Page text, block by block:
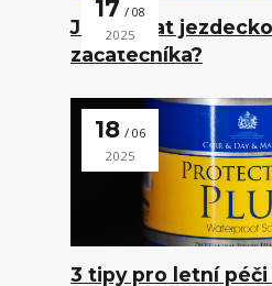
17 08
2025
Jak vybrat
začátečníka?
18 06
2025
3 tipy pro letní péči